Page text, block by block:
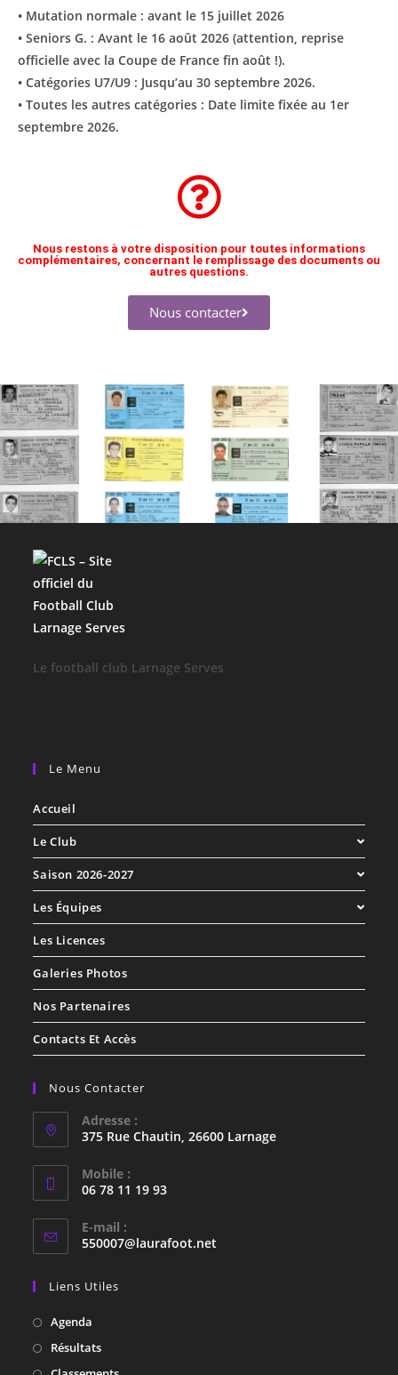
• Mutation normale : avant le 15 juillet 2026
• Seniors G. : Avant le 16 août 2026 (attention, reprise
officielle avec la Coupe de France fin août !).
​• Catégories U7/U9 : Jusqu’au 30 septembre 2026.
​• Toutes les autres catégories : Date limite fixée au 1er
septembre 2026.
Nous restons à votre disposition pour toutes informations
complémentaires, concernant le remplissage des documents ou
autres questions.
Nous contacter
Le football club Larnage Serves
Le Menu
Accueil
Le Club
Saison 2026-2027
Les Équipes
Les Licences
Galeries Photos
Nos Partenaires
Contacts Et Accès
Nous Contacter
Adresse :
375 Rue Chautin, 26600 Larnage
Mobile :
06 78 11 19 93
E-mail :
550007@laurafoot.net
Liens Utiles
Agenda
Résultats